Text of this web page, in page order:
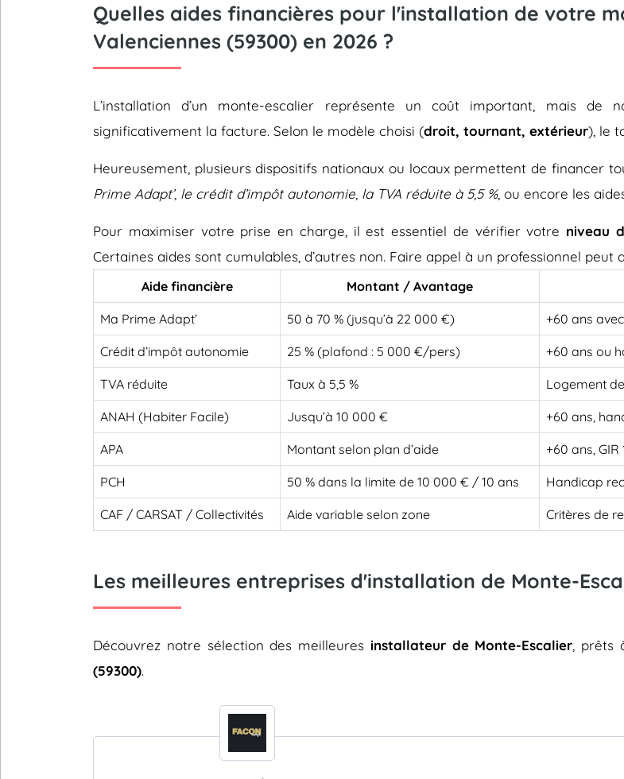
Quelles aides financières pour l'installation de votre
Valenciennes (59300) en 2026 ?
L’installation d’un monte-escalier représente un coût important, mais de
significativement la facture. Selon le modèle choisi (droit, tournant, extérieur), le
Heureusement, plusieurs dispositifs nationaux ou locaux permettent de financer
Prime Adapt’, le crédit d’impôt autonomie la TVA réduite à 5,5 %, ou encore les
Pour maximiser votre prise en charge, il est essentiel de vérifier votre niveau
Certaines aides sont cumulables, d’autres non. Faire appel à un professionnel
Aide financière Montant / Avantage
Ma Prime Adapt’ 50 à 70 % (jusqu’à 22 000 €) +60 ans
Crédit d’impôt autonomie 25 % (plafond : 5 000 €/pers) +60 ans ou
TVA réduite Taux à 5,5 % Logement
ANAH (Habiter Facile) Jusqu’à 10 000 € +60 ans,
APA Montant selon plan d’aide +60 ans,
PCH 50 % dans la limite de 10 000 € / 10 ans Handicap
CAF / CARSAT / Collectivités Aide variable selon zone Critères de
Les meilleures entreprises d'installation de Monte-
Découvrez notre sélection des meilleures installateur de Monte-Escalier ,
(59300).